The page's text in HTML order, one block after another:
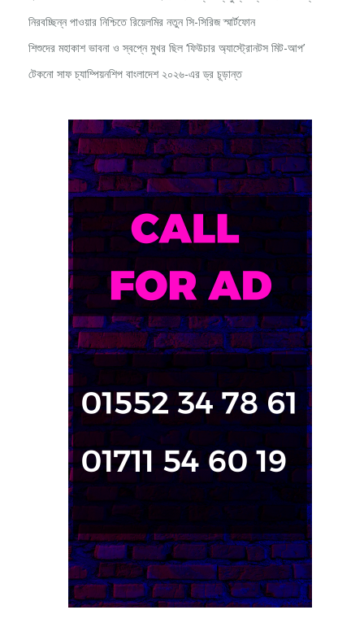
নিরবচ্ছিন্ন পাওয়ার নিশ্চিতে রিয়েলমির নতুন সি-সিরিজ স্মার্টফোন
শিশুদের মহাকাশ ভাবনা ও স্বপ্নে মুখর ছিল ‘ফিউচার অ্যাস্ট্রোনটস মিট-আপ’
টেকনো সাফ চ্যাম্পিয়নশিপ বাংলাদেশ ২০২৬-এর ড্র চূড়ান্ত